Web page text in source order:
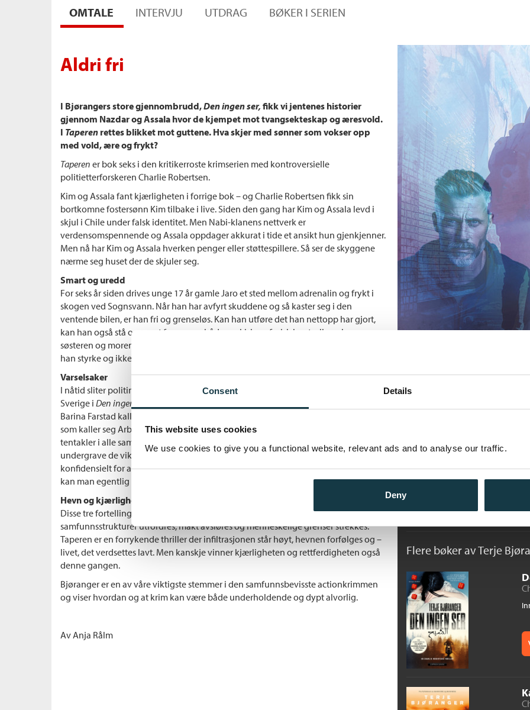
Consent Details
This website uses cookies
We use cookies to give you a functional website, relevant ads and to analyse our traffic.
Deny
OMTALE INTERVJU UTDRAG BØKER I SERIEN
Aldri fri
I Bjørangers store gjennombrudd,Den ingen ser, fikk vi jentenes historier
gjennom Nazdar og Assala hvor de kjempet mot tvangsekteskap og æresvold.
I Taperen rettes blikket mot guttene. Hva skjer med sønner som vokser opp
med vold, ære og frykt?
Taperen er bok seks i den kritikerroste krimserien med kontroversielle
politietterforskeren Charlie Robertsen.
Kim og Assala fant kjærligheten i forrige bok – og Charlie Robertsen fikk sin
bortkomne fostersønn Kim tilbake i live. Siden den gang har Kim og Assala levd i
skjul i Chile under falsk identitet. Men Nabi-klanens nettverk er
verdensomspennende og Assala oppdager akkurat i tide et ansikt hun gjenkjenner.
Men nå har Kim og Assala hverken penger eller støttespillere. Så ser de skyggene
nærme seg huset der de skjuler seg.
Smart og uredd
For seks år siden drives unge 17 år gamle Jaro et sted mellom adrenalin og frykt i
skogen ved Sognsvann. Når han har avfyrt skuddene og så kaster seg i den
ventende bilen, er han fri og grenseløs. Kan han utføre det han nettopp har gjort,
kan han også stå opp mot faren som både psykisk og fysisk kontrollerer ham,
søsteren og moren. Jaro er veldig smart, skoleflink og ser muligheter – og nå kjenner
han styrke og ikke lenger redsel.
Varselsaker
I nåtid sliter politimannen Charlie Robertsen med degradering etter sitt sololøp i
Sverige i Den ingen ser,
Barina Farstad kaller Charlie inn til et hemmelig møte med en hemmelig gruppe
som kaller seg Arbeidsgruppen. De internasjonale kriminelle nettverkene har
tentakler i alle samfunnstjenester fra nav til politi, og slik er de i ferd med å
undergrave de viktigste samfunnsfunksjonene. Arbeidsgruppen jobber strengt
konfidensielt for avsløre dobbeltspillere og korrupsjon i egne rekker – men hvem
kan man egentlig stole på.
Hevn og kjærlighet
Disse tre fortellingene veves sammen i en intens og dypt engasjerende thriller, der
samfunnsstrukturer utfordres, makt avsløres og menneskelige grenser strekkes.
Taperen er en forrykende thriller der infiltrasjonen står høyt, hevnen forfølges og –
livet, det verdsettes lavt. Men kanskje vinner kjærligheten og rettferdigheten også
denne gangen.
Bjøranger er en av våre viktigste stemmer i den samfunnsbevisste actionkrimmen
og viser hvordan og at krim kan være både underholdende og dypt alvorlig.
Av Anja Rålm
Andre utgaver
Bokmål Ebok
Taperen
Flere bøker av Terje